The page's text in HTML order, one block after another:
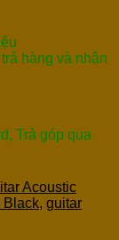
hàng và nhận
Trả góp qua
Acoustic
Black, guitar